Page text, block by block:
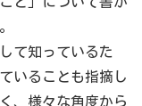
て知っているた
いることも指摘し
、様々な角度から